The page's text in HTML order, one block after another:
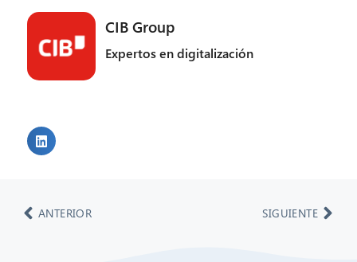
CIB Group
Expertos en digitalización
ANTERIOR SIGUIENTE